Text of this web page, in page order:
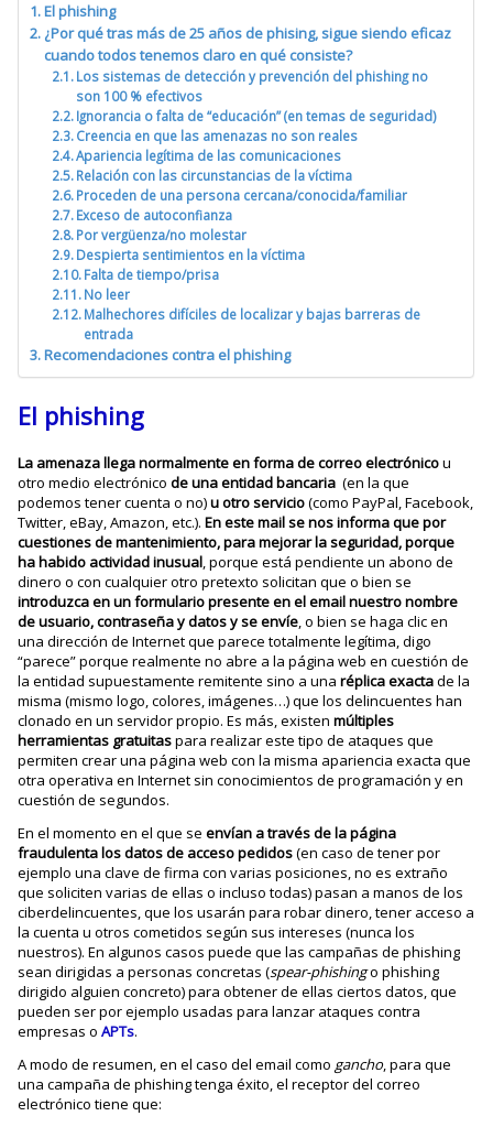
El phishing
¿Por qué tras más de 25 años de phising, sigue siendo eficaz
cuando todos tenemos claro en qué consiste?
Los sistemas de detección y prevención del phishing no
son 100 % efectivos
Ignorancia o falta de “educación” (en temas de seguridad)
Creencia en que las amenazas no son reales
Apariencia legítima de las comunicaciones
Relación con las circunstancias de la víctima
Proceden de una persona cercana/conocida/familiar
Exceso de autoconfianza
Por vergüenza/no molestar
Despierta sentimientos en la víctima
Falta de tiempo/prisa
No leer
Malhechores difíciles de localizar y bajas barreras de
entrada
Recomendaciones contra el phishing
El phishing
La amenaza llega normalmente en forma de correo electrónicou
otro medio electrónicode una entidad bancaria (en la que
podemos tener cuenta o no)u otro servicio(como PayPal, Facebook,
Twitter, eBay, Amazon, etc.).En este mail se nos informa que por
cuestiones de mantenimiento, para mejorar la seguridad, porque
ha habido actividad inusual, porque está pendiente un abono de
dinero o con cualquier otro pretexto solicitan que o bien se
introduzca en un formulario presente en el email nuestro nombre
de usuario, contraseña y datos y se envíe, o bien se haga clic en
una dirección de Internet que parece totalmente legítima, digo
“parece” porque realmente no abre a la página web en cuestión de
la entidad supuestamente remitente sino a unaréplica exactade la
misma (mismo logo, colores, imágenes…) que los delincuentes han
clonado en un servidor propio. Es más, existenmúltiples
herramientas gratuitaspara realizar este tipo de ataques que
permiten crear una página web con la misma apariencia exacta que
otra operativa en Internet sin conocimientos de programación y en
cuestión de segundos.
En el momento en el que seenvían a través de la página
fraudulenta los datos de acceso pedidos(en caso de tener por
ejemplo una clave de firma con varias posiciones, no es extraño
que soliciten varias de ellas o incluso todas) pasan a manos de los
ciberdelincuentes, que los usarán para robar dinero, tener acceso a
la cuenta u otros cometidos según sus intereses (nunca los
nuestros). En algunos casos puede que las campañas de phishing
sean dirigidas a personas concretas (spear-phishingo phishing
dirigido alguien concreto) para obtener de ellas ciertos datos, que
pueden ser por ejemplo usadas para lanzar ataques contra
empresas oAPTs.
A modo de resumen, en el caso del email como gancho, para que
una campaña de phishing tenga éxito, el receptor del correo
electrónico tiene que: